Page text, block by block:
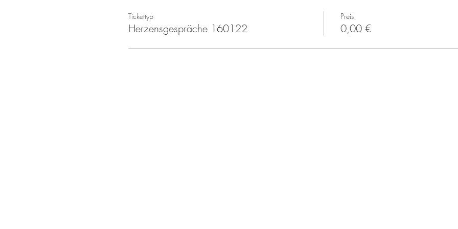
Tickettyp
Herzensgespräche 160122
Preis
0,00 €